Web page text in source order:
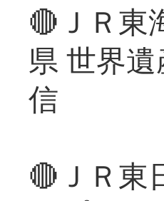
🔴ＪＲ東
県 世界
信
🔴ＪＲ東